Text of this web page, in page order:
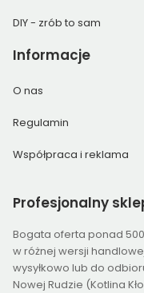
DIY - zrób to sam
Informacje
O nas
Regulamin
Współpraca i reklama
Profesjonalny
Bogata oferta ponad
w różnej wersji
wysyłkowo lub do
Nowej Rudzie (Kotlina